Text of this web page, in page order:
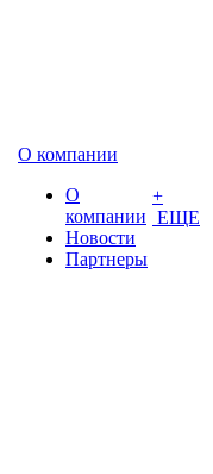
О компании
О
компании
Новости
Партнеры
+
ЕЩЕ